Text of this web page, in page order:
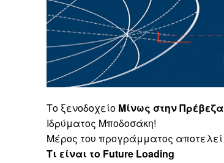
Το ξενοδοχείο Μίνως στην
Ιδρύματος Μποδοσάκη!
Μέρος του προγράμματος αποτελεί
Τι είναι το Future Loading